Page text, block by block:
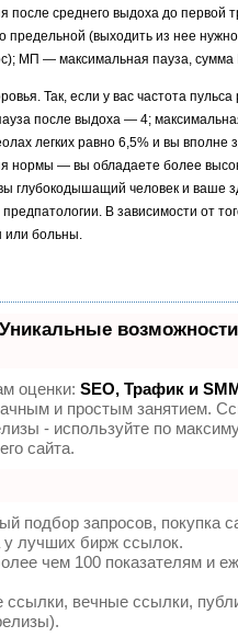
после среднего выдоха до первой
предельной (выходить из нее
МП — максимальная пауза,
Так, если у вас частота пульса
после выдоха — 4;
легких равно 6,5% и вы вполне
нормы — вы обладаете более
глубокодышащий человек и ваше
В зависимости от
или больны.
оценки: SEO, Трафик и
и простым занятием.
- используйте по
сайта.
подбор запросов, покупка
у лучших бирж ссылок.
чем 100 показателям и
вечные ссылки,